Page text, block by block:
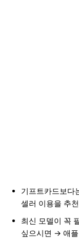
기프트카드보다
셀러 이용을 추
최신 모델이 꼭
싶으시면 → 애